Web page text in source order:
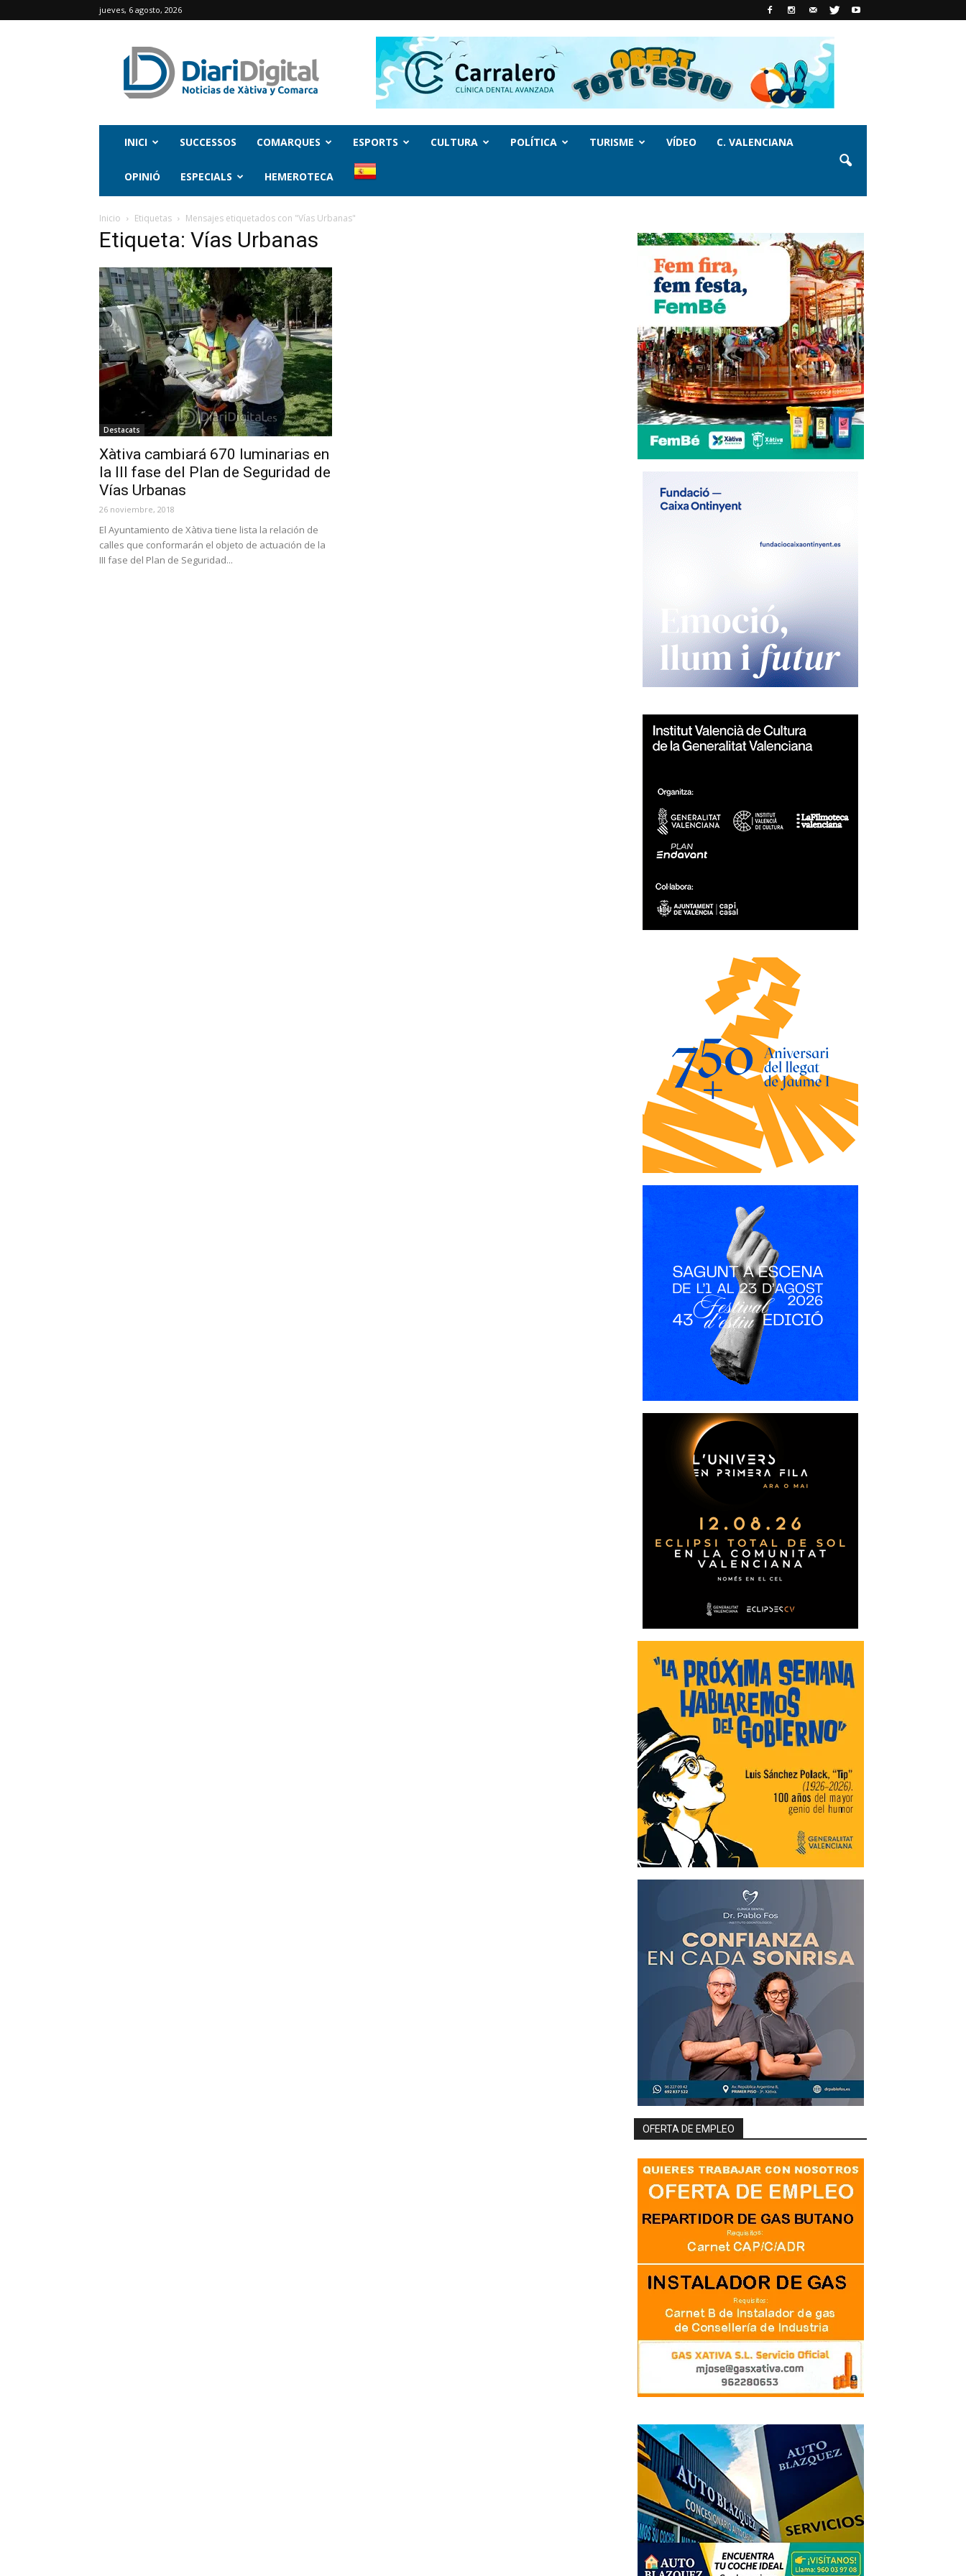
jueves, 6 agosto, 2026
INICI SUCCESSOS COMARQUES ESPORTS CULTURA POLÍTICA TURISME VÍDEO C. VALENCIANA
OPINIÓ ESPECIALS HEMEROTECA
Inicio Etiquetas Mensajes etiquetados con "Vías Urbanas"
Etiqueta: Vías Urbanas
Destacats
Xàtiva cambiará 670 luminarias en
la III fase del Plan de Seguridad de
Vías Urbanas
26 noviembre, 2018
El Ayuntamiento de Xàtiva tiene lista la relación de
calles que conformarán el objeto de actuación de la
III fase del Plan de Seguridad...
OFERTA DE EMPLEO